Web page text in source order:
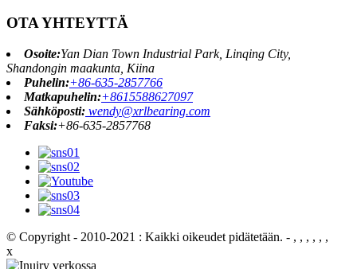
OTA YHTEYTTÄ
Osoite:Yan Dian Town Industrial Park, Linqing City,
Shandongin maakunta, Kiina
Puhelin:+86-635-2857766
Matkapuhelin:+8615588627097
Sähköposti: wendy@xrlbearing.com
Faksi:+86-635-2857768
© Copyright - 2010-2021 : Kaikki oikeudet pidätetään. - , , , , , ,
x